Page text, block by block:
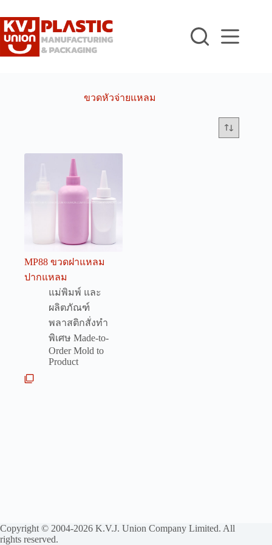
to
content
ขวดหัวจ่ายแหลม
MP88 ขวดฝาแหลม
ปากแหลม
แม่พิมพ์ และ
ผลิตภัณฑ์
พลาสติกสั่งทำ
พิเศษ Made-to-
Order Mold to
Product
Copyright © 2004-2026 K.V.J. Union Company Limited. All
rights reserved.